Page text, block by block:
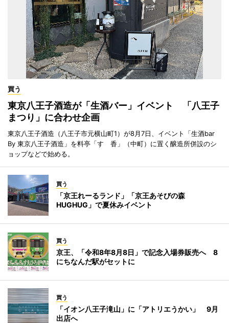
買う
東京八王子酒造が「生酒バー」イベント 「八王子
まつり」に合わせ企画
東京八王子酒造（八王子市元横山町1）が8月7日、イベント「生酒bar
By 東京八王子酒造」を料亭「すゞ香」（中町）に置く醸造所併設のシ
ョップなどで始める。
買う
「京王れーるランド」「京王あそびの森
HUGHUG」で夏休みイベント
買う
京王、「令和8年8月8日」で記念入場券販売へ 8
にちなんだ駅がセットに
買う
「イオン八王子滝山」に「アトリエうかい」 9月
出店へ